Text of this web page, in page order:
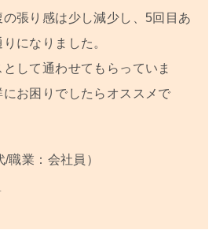
張り感は少し減少し、 5回目あ
になりました。
して通わせてもらっていま
お困りでしたらオススメで
業：会社員）